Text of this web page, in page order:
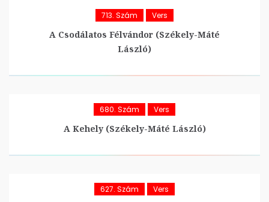
713. Szám Vers
A Csodálatos Félvándor (Székely-Máté
László)
680. Szám Vers
A Kehely (Székely-Máté László)
627. Szám Vers